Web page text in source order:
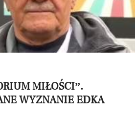
MIŁOŚCI”.
WYZNANIE EDKA